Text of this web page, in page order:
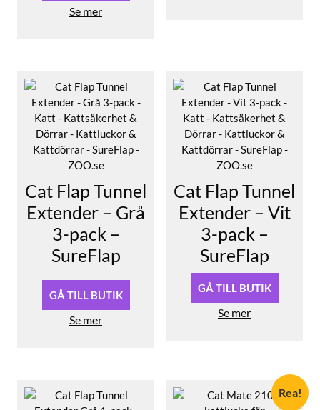
249,00 kr.
125,00 kr.
Se mer
Cat Flap Tunnel
Extender – Grå
3-pack –
SureFlap
GÅ TILL BUTIK
Se mer
Cat Flap Tunnel
Extender – Vit
3-pack –
SureFlap
GÅ TILL BUTIK
Se mer
Rea!